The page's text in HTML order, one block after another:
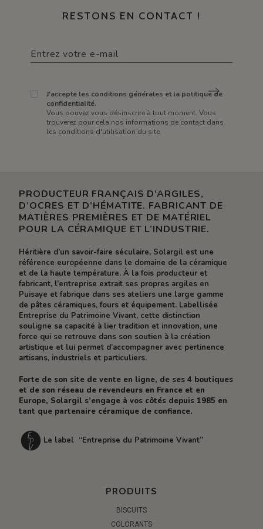
RESTONS EN CONTACT !
J'accepte les conditions générales et la politique de
confidentialité.
Vous pouvez vous désinscrire à tout moment. Vous
trouverez pour cela nos informations de contact dans
les conditions d'utilisation du site.
PRODUCTEUR FRANÇAIS D’ARGILES,
D’OCRES ET D’HÉMATITE. FABRICANT DE
MATIÈRES PREMIÈRES ET DE MATÉRIEL
POUR LA CÉRAMIQUE ET L’INDUSTRIE.
Héritière d’un savoir-faire séculaire, Solargil est une
référence européenne dans le domaine de la céramique
et de la haute température. À la fois producteur et
fabricant, l’entreprise extrait ses propres argiles en
Puisaye et fabrique dans ses ateliers une large gamme
de pâtes céramiques, fours et équipement. Labellisée
Entreprise du Patrimoine Vivant, cette distinction
souligne sa capacité à lier tradition et innovation, une
force qui se retrouve dans son soutien à la création
artistique et lui permet d’accompagner avec pertinence
artisans, industriels et particuliers.
Forte de son site de vente en ligne, de ses 4 boutiques
et de son réseau de revendeurs en France et en
Europe, Solargil s’engage à vos côtés depuis 1985 en
tant que partenaire céramique de confiance.
Le label “Entreprise du Patrimoine Vivant”
PRODUITS
BISCUITS
COLORANTS